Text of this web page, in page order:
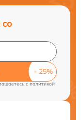
со
cполитикой